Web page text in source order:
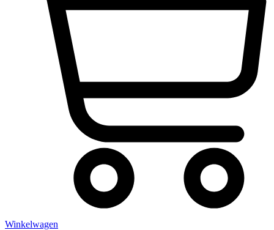
Winkelwagen